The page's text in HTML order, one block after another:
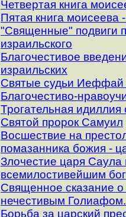
Четвертая книга
Пятая книга моисеева
"Священные" подвиги
израильского
Благочестивое
израильских
Святые судьи
Благочестиво-
Трогательная
Святой пророк Самуил
Восшествие на
помазанника божия -
Злочестие царя Саула
всемилостивейшим
Священное сказание
нечестивым Голиафом.
Борьба за царский